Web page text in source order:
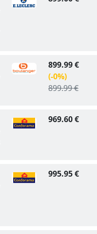
899.99 €
(-0%)
899.99 €
969.60 €
995.95 €